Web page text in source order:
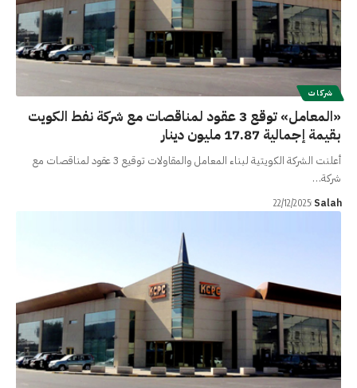
شركات
«المعامل» توقع 3 عقود لمناقصات مع شركة نفط الكويت
بقيمة إجمالية 17.87 مليون دينار
أعلنت الشركة الكويتية لبناء المعامل والمقاولات توقيع 3 عقود لمناقصات مع
شركة…
Salah
22/12/2025